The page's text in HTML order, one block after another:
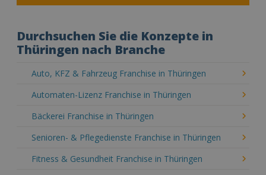
Durchsuchen Sie die Konzepte in
Thüringen nach Branche
Auto, KFZ & Fahrzeug Franchise in Thüringen
Automaten-Lizenz Franchise in Thüringen
Bäckerei Franchise in Thüringen
Senioren- & Pflegedienste Franchise in Thüringen
Fitness & Gesundheit Franchise in Thüringen